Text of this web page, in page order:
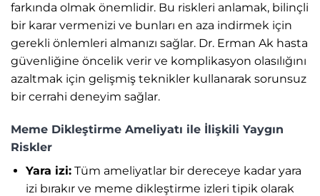
farkında olmak önemlidir. Bu riskleri anlamak, bilinçli
bir karar vermenizi ve bunları en aza indirmek için
gerekli önlemleri almanızı sağlar. Dr. Erman Ak hasta
güvenliğine öncelik verir ve komplikasyon olasılığını
azaltmak için gelişmiş teknikler kullanarak sorunsuz
bir cerrahi deneyim sağlar.
Meme Dikleştirme Ameliyatı ile İlişkili Yaygın
Riskler
Yara izi:Tüm ameliyatlar bir dereceye kadar yara
izi bırakır ve meme dikleştirme izleri tipik olarak